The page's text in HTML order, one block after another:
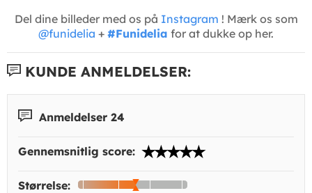
Del dine billeder med os på Instagram ! Mærk os som
@funidelia + #Funidelia for at dukke op her.
KUNDE ANMELDELSER:
Anmeldelser 24
Gennemsnitlig score:
Størrelse: